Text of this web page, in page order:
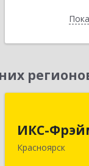
ИКС-
Красноярск
Красноярск